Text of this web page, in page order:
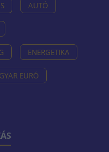
AUTÓ
ENERGETIKA
EURÓ